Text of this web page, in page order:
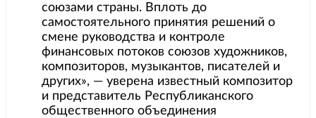
союзами страны. Вплоть до
самостоятельного принятия решений о
смене руководства и контроле
финансовых потоков союзов художников,
композиторов, музыкантов, писателей и
других», — уверена известный композитор
и представитель Республиканского
общественного объединения